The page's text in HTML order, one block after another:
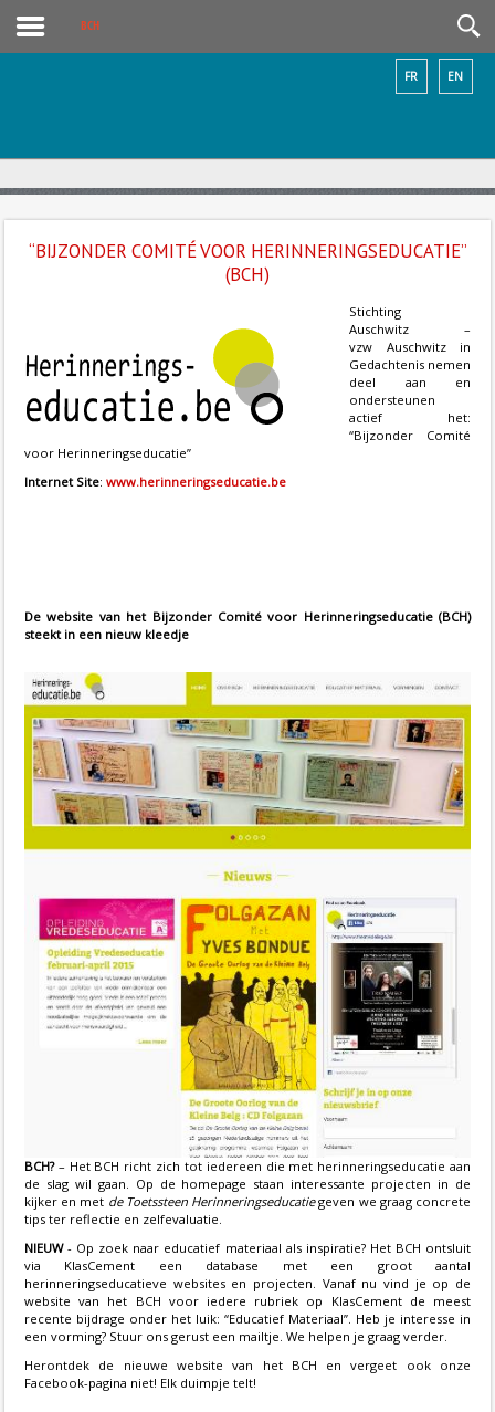
BCH
EN
FR
“BIJZONDER COMITÉ VOOR HERINNERINGSEDUCATIE”
(BCH)
Stichting
Auschwitz –
vzw Auschwitz in
Gedachtenis nemen
deel aan en
ondersteunen
actief het:
“Bijzonder Comité
voor Herinneringseducatie”
Internet Site: www.herinneringseducatie.be
De website van het Bijzonder Comité voor Herinneringseducatie (BCH)
steekt in een nieuw kleedje
BCH?– Het BCH richt zich tot iedereen die met herinneringseducatie aan
de slag wil gaan. Op de homepage staan interessante projecten in de
kijker en met de Toetssteen Herinneringseducatiegeven we graag concrete
tips ter reflectie en zelfevaluatie.
NIEUW- Op zoek naar educatief materiaal als inspiratie? Het BCH ontsluit
via KlasCement een database met een groot aantal
herinneringseducatieve websites en projecten. Vanaf nu vind je op de
website van het BCH voor iedere rubriek op KlasCement de meest
recente bijdrage onder het luik: “Educatief Materiaal”. Heb je interesse in
een vorming? Stuur ons gerust een mailtje. We helpen je graag verder.
Herontdek de nieuwe website van het BCH en vergeet ook onze
Facebook-pagina niet! Elk duimpje telt!